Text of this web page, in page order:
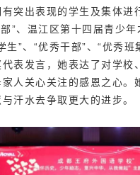
突出表现的学生及集体进
”、温江区第十四届青少
生”、“优秀干部”、“优秀
表发言，她表达了对学校
人关心关注的感恩之心。
汗水去争取更大的进步。